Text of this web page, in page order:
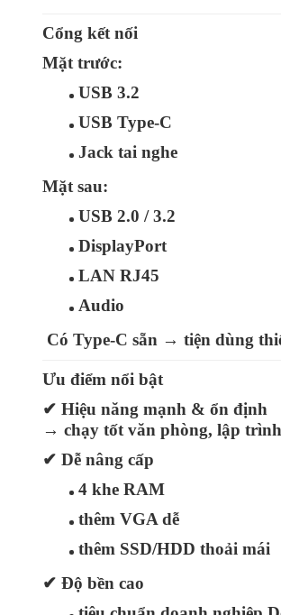
Cổng kết nối
Mặt trước:
USB 3.2
USB Type‑C
Jack tai nghe
Mặt sau:
USB 2.0 / 3.2
DisplayPort
LAN RJ45
Audio
Có Type‑C sẵn → tiện dùng
Ưu điểm nổi bật
✔ Hiệu năng mạnh & ổn định
→ chạy tốt văn phòng, lập
✔ Dễ nâng cấp
4 khe RAM
thêm VGA dễ
thêm SSD/HDD thoải mái
✔ Độ bền cao